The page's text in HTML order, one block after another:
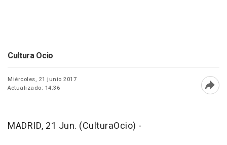
Cultura Ocio
Miércoles, 21 junio 2017
Actualizado: 14:36
MADRID, 21 Jun. (CulturaOcio) -